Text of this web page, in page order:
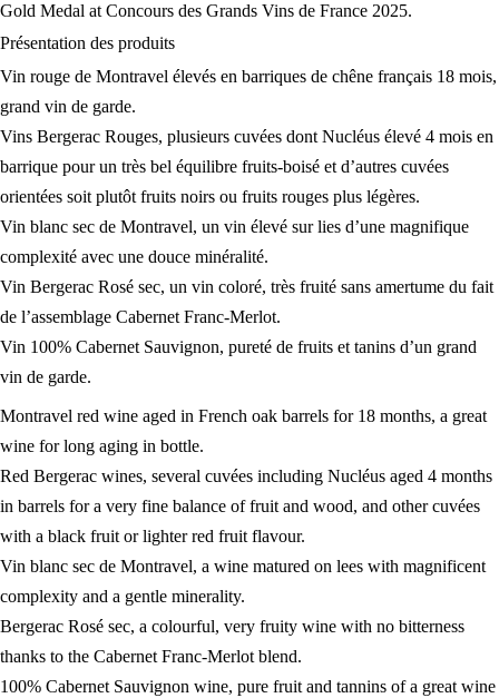
Gold Medal at Concours des Grands Vins de France 2025.
Présentation des produits
Vin rouge de Montravel élevés en barriques de chêne français 18 mois,
grand vin de garde.
Vins Bergerac Rouges, plusieurs cuvées dont Nucléus élevé 4 mois en
barrique pour un très bel équilibre fruits-boisé et d’autres cuvées
orientées soit plutôt fruits noirs ou fruits rouges plus légères.
Vin blanc sec de Montravel, un vin élevé sur lies d’une magnifique
complexité avec une douce minéralité.
Vin Bergerac Rosé sec, un vin coloré, très fruité sans amertume du fait
de l’assemblage Cabernet Franc-Merlot.
Vin 100% Cabernet Sauvignon, pureté de fruits et tanins d’un grand
vin de garde.
Montravel red wine aged in French oak barrels for 18 months, a great
wine for long aging in bottle.
Red Bergerac wines, several cuvées including Nucléus aged 4 months
in barrels for a very fine balance of fruit and wood, and other cuvées
with a black fruit or lighter red fruit flavour.
Vin blanc sec de Montravel, a wine matured on lees with magnificent
complexity and a gentle minerality.
Bergerac Rosé sec, a colourful, very fruity wine with no bitterness
thanks to the Cabernet Franc-Merlot blend.
100% Cabernet Sauvignon wine, pure fruit and tannins of a great wine